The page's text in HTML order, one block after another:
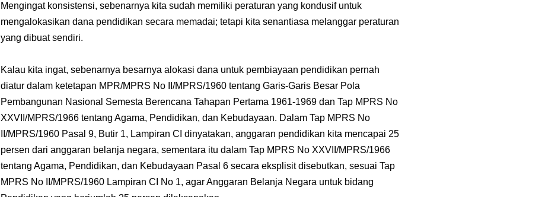
Mengingat konsistensi, sebenarnya kita sudah memiliki peraturan yang kondusif untuk
mengalokasikan dana pendidikan secara memadai; tetapi kita senantiasa melanggar peraturan
yang dibuat sendiri.
Kalau kita ingat, sebenarnya besarnya alokasi dana untuk pembiayaan pendidikan pernah
diatur dalam ketetapan MPR/MPRS No II/MPRS/1960 tentang Garis-Garis Besar Pola
Pembangunan Nasional Semesta Berencana Tahapan Pertama 1961-1969 dan Tap MPRS No
XXVII/MPRS/1966 tentang Agama, Pendidikan, dan Kebudayaan. Dalam Tap MPRS No
II/MPRS/1960 Pasal 9, Butir 1, Lampiran CI dinyatakan, anggaran pendidikan kita mencapai 25
persen dari anggaran belanja negara, sementara itu dalam Tap MPRS No XXVII/MPRS/1966
tentang Agama, Pendidikan, dan Kebudayaan Pasal 6 secara eksplisit disebutkan, sesuai Tap
MPRS No II/MPRS/1960 Lampiran CI No 1, agar Anggaran Belanja Negara untuk bidang